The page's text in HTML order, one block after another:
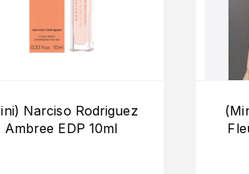
Narciso Rodriguez
Ambree EDP 10ml